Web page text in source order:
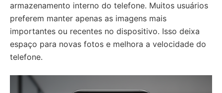
armazenamento interno do telefone. Muitos usuários
preferem manter apenas as imagens mais
importantes ou recentes no dispositivo. Isso deixa
espaço para novas fotos e melhora a velocidade do
telefone.